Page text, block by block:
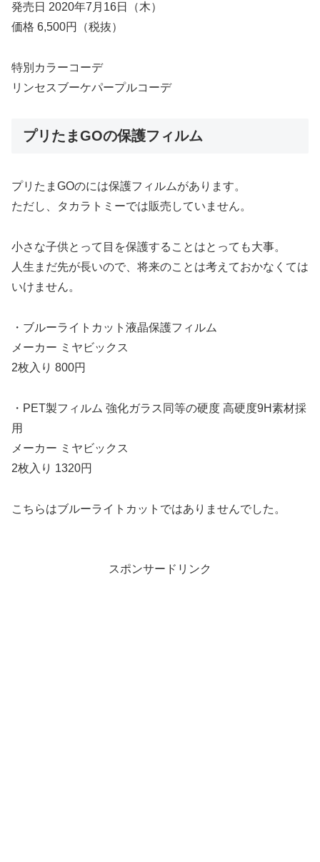
発売日 2020年7月16日（木）
価格 6,500円（税抜）
特別カラーコーデ
リンセスブーケパープルコーデ
プリたまGOの保護フィルム
プリたまGOのには保護フィルムがあります。
ただし、タカラトミーでは販売していません。
小さな子供とって目を保護することはとっても大事。
人生まだ先が長いので、将来のことは考えておかなくては
いけません。
・ブルーライトカット液晶保護フィルム
メーカー ミヤビックス
2枚入り 800円
・PET製フィルム 強化ガラス同等の硬度 高硬度9H素材採
用
メーカー ミヤビックス
2枚入り 1320円
こちらはブルーライトカットではありませんでした。
スポンサードリンク